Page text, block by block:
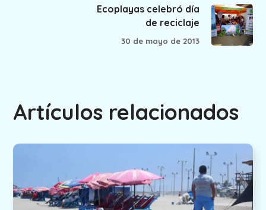
Ecoplayas celebró día
de reciclaje
30 de mayo de 2013
Artículos relacionados